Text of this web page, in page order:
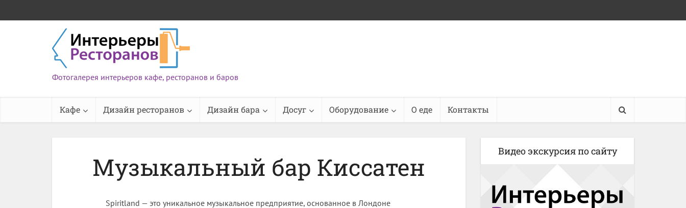
Фотогалерея интерьеров кафе, ресторанов и баров
Кафе Дизайн ресторанов Дизайн бара Досуг Оборудование О еде Контакты
Музыкальный бар Киссатен
Spiritland — это уникальное музыкальное предприятие, основанное в Лондоне
Видео экскурсия по сайту